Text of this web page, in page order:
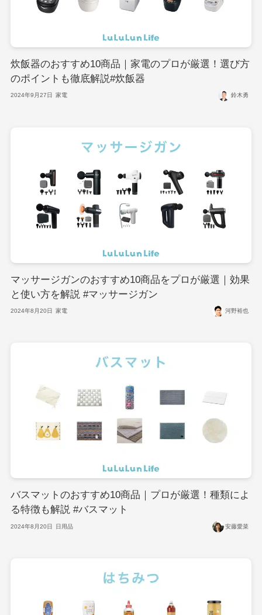
炊飯器のおすすめ10商品｜家電のプロが厳選！選び方
のポイントも徹底解説#炊飯器
2024年9月27日 家電 鈴木勇
マッサージガンのおすすめ10商品をプロが厳選｜効果
と使い方を解説 #マッサージガン
2024年8月20日 家電 河野裕也
バスマットのおすすめ10商品｜プロが厳選！種類によ
る特徴も解説 #バスマット
2024年8月20日 日用品 安藤愛菜